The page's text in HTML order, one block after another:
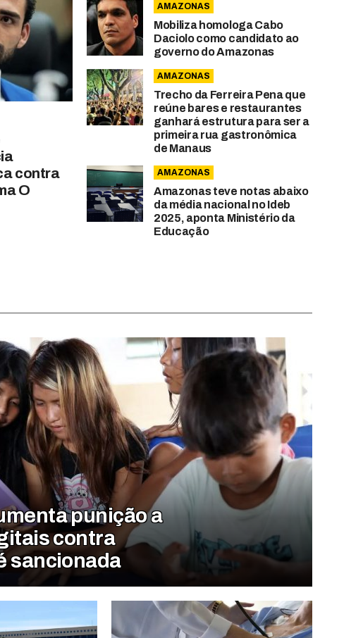
contra
O
AMAZONAS
Mobiliza homologa Cabo
Daciolo como candidato ao
governo do Amazonas
AMAZONAS
Trecho da Ferreira Pena que
reúne bares e restaurantes
ganhará estrutura para ser a
primeira rua gastronômica
de Manaus
AMAZONAS
Amazonas teve notas abaixo
da média nacional no Ideb
2025, aponta Ministério da
Educação
punição a
contra
sancionada